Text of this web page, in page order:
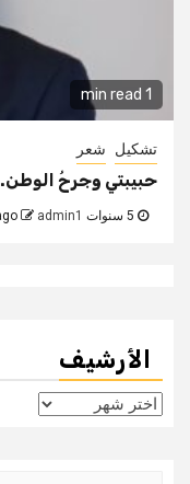
1 min read
تشكيل شعر
حبيبتي وجرحُ
admin1
الأرشيف
الأرشيف